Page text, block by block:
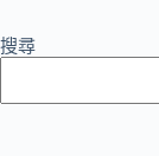
搜尋